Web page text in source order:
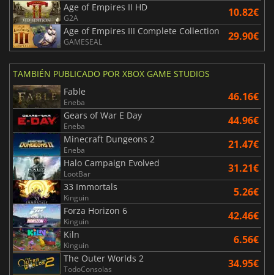
Age of Empires II HD
G2A 10.82€
Age of Empires III Complete Collection
GAMESEAL 29.90€
TAMBIÉN PUBLICADO POR XBOX GAME STUDIOS
Fable
Eneba 46.16€
Gears of War E Day
Eneba 44.96€
Minecraft Dungeons 2
Eneba 21.47€
Halo Campaign Evolved
LootBar 31.21€
33 Immortals
Kinguin 5.26€
Forza Horizon 6
Kinguin 42.46€
Kiln
Kinguin 6.56€
The Outer Worlds 2
TodoConsolas 34.95€